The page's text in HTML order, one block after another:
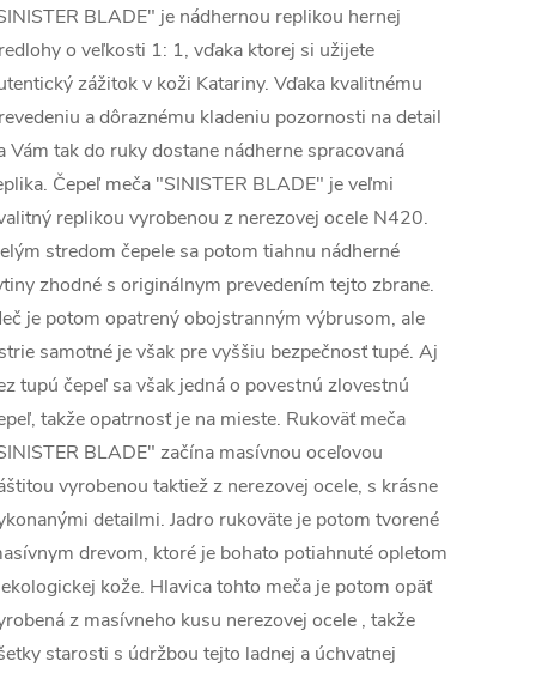
BLADE" je nádhernou replikou hernej
o veľkosti 1: 1, vďaka ktorej si užijete
zážitok v koži Katariny. Vďaka kvalitnému
a dôraznému kladeniu pozornosti na detail
Vám tak do ruky dostane nádherne spracovaná
Čepeľ meča "SINISTER BLADE" je veľmi
replikou vyrobenou z nerezovej ocele N420.
stredom čepele sa potom tiahnu nádherné
zhodné s originálnym prevedením tejto zbrane.
je potom opatrený obojstranným výbrusom, ale
samotné je však pre vyššiu bezpečnosť tupé. Aj
tupú čepeľ sa však jedná o povestnú zlovestnú
takže opatrnosť je na mieste. Rukoväť meča
BLADE" začína masívnou oceľovou
vyrobenou taktiež z nerezovej ocele, s krásne
detailmi. Jadro rukoväte je potom tvorené
drevom, ktoré je bohato potiahnuté opletom
kože. Hlavica tohto meča je potom opäť
z masívneho kusu nerezovej ocele , takže
starosti s údržbou tejto ladnej a úchvatnej